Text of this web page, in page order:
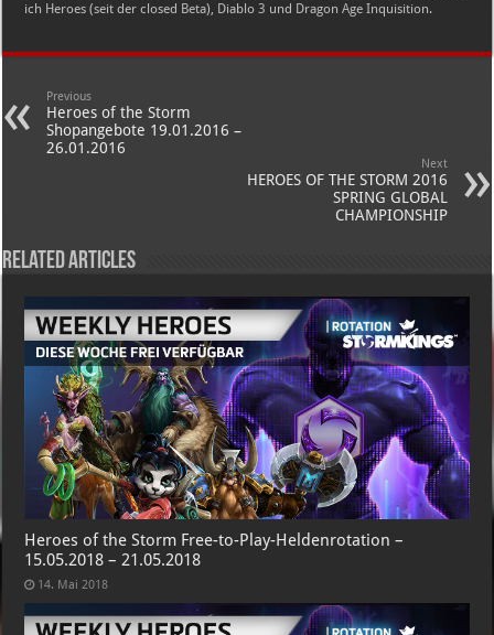
ich Heroes (seit der closed Beta), Diablo 3 und Dragon Age Inquisition.
Previous
Heroes of the Storm
Shopangebote 19.01.2016 –
26.01.2016
Next
HEROES OF THE STORM 2016
SPRING GLOBAL
CHAMPIONSHIP
Related Articles
Heroes of the Storm Free-to-Play-Heldenrotation –
15.05.2018 – 21.05.2018
14. Mai 2018